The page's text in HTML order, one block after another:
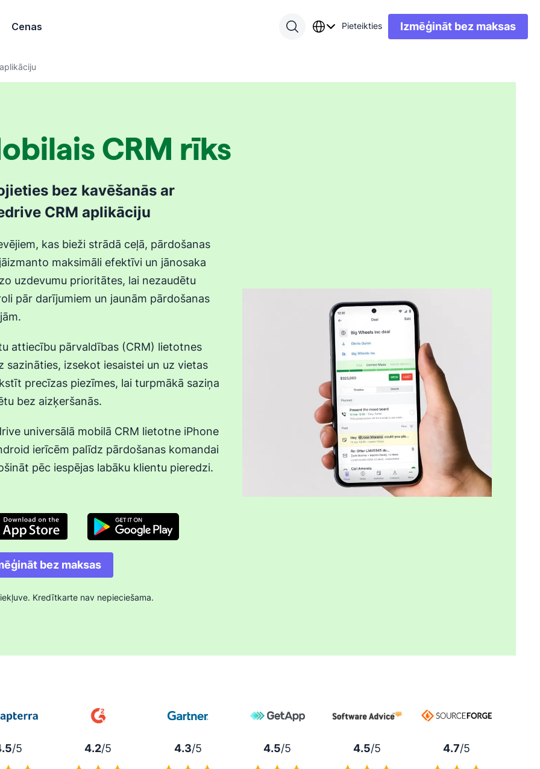
Cenas Pieteikties Izmēģināt bez maksas
CRM rīks
bez kavēšanās ar
CRM aplikāciju
kas bieži strādā ceļā, pārdošanas
maksimāli efektīvi un jānosaka
uzdevumu prioritātes, lai nezaudētu
pār darījumiem un jaunām pārdošanas
attiecību pārvaldības (CRM) lietotnes
sazināties, izsekot iesaistei un uz vietas
precīzas piezīmes, lai turpmākā saziņa
bez aizķeršanās.
universālā mobilā CRM lietotne iPhone
ierīcēm palīdz pārdošanas komandai
pēc iespējas labāku klientu pieredzi.
bez maksas
Kredītkarte nav nepieciešama.
/5 4.2/5 4.3/5 4.5/5 4.5/5 4.7/5